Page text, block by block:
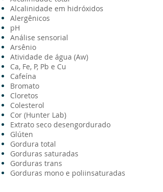
Alcalinidade em hidróxidos
Alergênicos
pH
Análise sensorial
Arsênio
Atividade de água (Aw)
Ca, Fe, P, Pb e Cu
Cafeína
Bromato
Cloretos
Colesterol
Cor (Hunter Lab)
Extrato seco desengordurado
Glúten
Gordura total
Gorduras saturadas
Gorduras trans
Gorduras mono e poliinsaturadas